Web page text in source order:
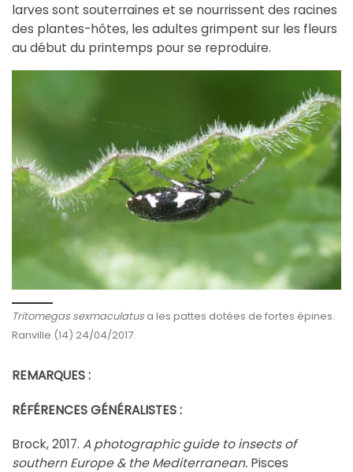
larves sont souterraines et se nourrissent des racines
des plantes-hôtes, les adultes grimpent sur les fleurs
au début du printemps pour se reproduire.
Tritomegas sexmaculatusa les pattes dotées de fortes épines.
Ranville (14) 24/04/2017.
REMARQUES :
RÉFÉRENCES GÉNÉRALISTES :
Brock, 2017. A photographic guide to insects of
southern Europe & the Mediterranean. Pisces